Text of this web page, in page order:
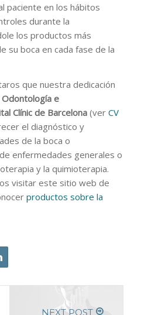
paciente en los hábitos
durante la
los productos más
su boca en cada fase de la
que nuestra dedicación
Odontología e
Clínic de Barcelona (ver CV
el diagnóstico y
de la boca o
enfermedades generales o
y la quimioterapia.
visitar este sitio web de
productos sobre la
NEXT POST